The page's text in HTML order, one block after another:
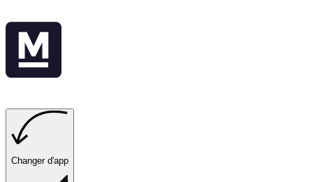
Changer d'app